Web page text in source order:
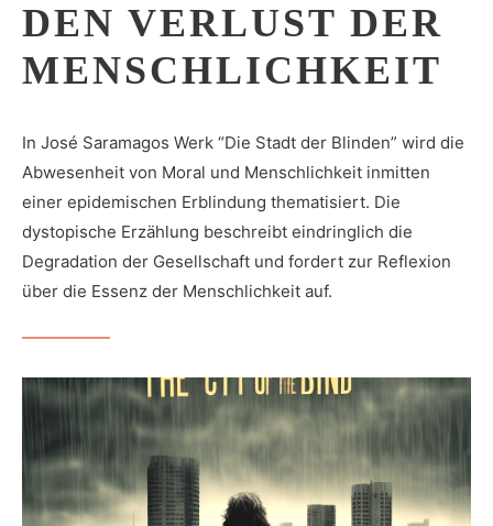
DEN VERLUST DER
MENSCHLICHKEIT
In José Saramagos Werk “Die Stadt der Blinden” wird die
Abwesenheit von Moral und Menschlichkeit inmitten
einer epidemischen Erblindung thematisiert. Die
dystopische Erzählung beschreibt eindringlich die
Degradation der Gesellschaft und fordert zur Reflexion
über die Essenz der Menschlichkeit auf.